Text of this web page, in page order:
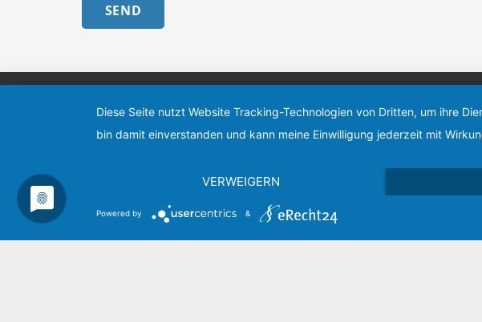
SEND
Partner-
Diese Seite nutzt Website Tracking-Technologien von Dritten, um ihre
bin damit einverstanden und kann meine Einwilligung jederzeit mit
VERWEIGERN
Powered by &